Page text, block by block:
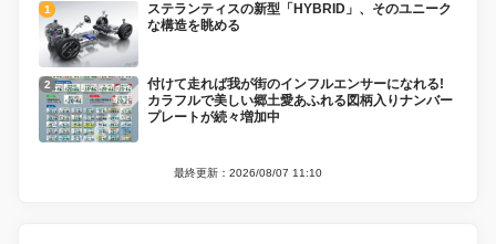
ステランティスの新型「HYBRID」、そのユニーク
な構造を眺める
付けて走れば我が街のインフルエンサーになれる!
カラフルで美しい郷土愛あふれる図柄入りナンバー
プレートが続々増加中
最終更新：2026/08/07 11:10